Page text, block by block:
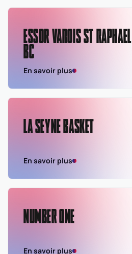
ESSOR VAROIS ST RAPHAEL
BC
En savoir plus
LA SEYNE BASKET
En savoir plus
NUMBER ONE
En savoir plus